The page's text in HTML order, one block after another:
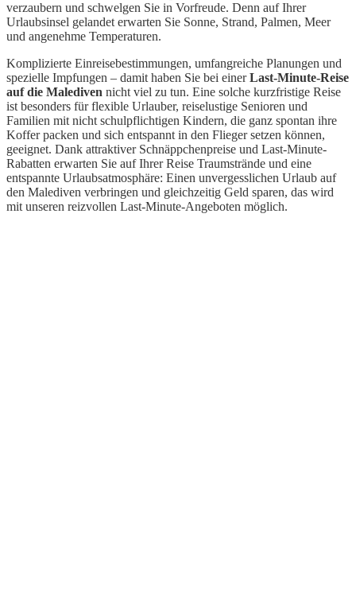
verzaubern und schwelgen Sie in Vorfreude. Denn auf Ihrer
Urlaubsinsel gelandet erwarten Sie Sonne, Strand, Palmen, Meer
und angenehme Temperaturen.
Komplizierte Einreisebestimmungen, umfangreiche Planungen und
spezielle Impfungen – damit haben Sie bei einerLast-Minute-Reise
auf die Malediven nicht viel zu tun. Eine solche kurzfristige Reise
ist besonders für flexible Urlauber, reiselustige Senioren und
Familien mit nicht schulpflichtigen Kindern, die ganz spontan ihre
Koffer packen und sich entspannt in den Flieger setzen können,
geeignet. Dank attraktiver Schnäppchenpreise und Last-Minute-
Rabatten erwarten Sie auf Ihrer Reise Traumstrände und eine
entspannte Urlaubsatmosphäre: Einen unvergesslichen Urlaub auf
den Malediven verbringen und gleichzeitig Geld sparen, das wird
mit unseren reizvollen Last-Minute-Angeboten möglich.